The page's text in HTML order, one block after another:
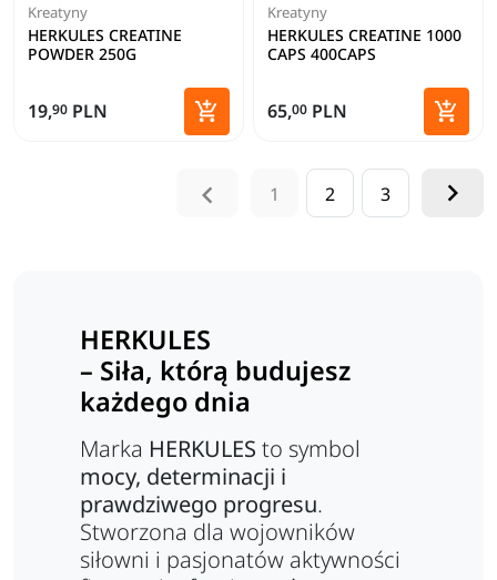
Kreatyny
HERKULES CREATINE
POWDER 250G
19,90 PLN 
Dodaj do koszyka
Kreatyny
HERKULES CREATINE 1000
CAPS 400CAPS
65,00 PLN 
Dodaj
 1 2 3 
HERKULES
– Siła, którą budujesz
każdego dnia
Marka HERKULES to symbol
mocy, determinacji i
prawdziwego progresu.
Stworzona dla wojowników
siłowni i pasjonatów aktywności